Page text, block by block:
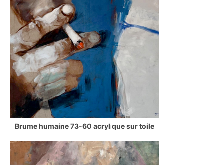
Brume humaine 73-60 acrylique sur toile